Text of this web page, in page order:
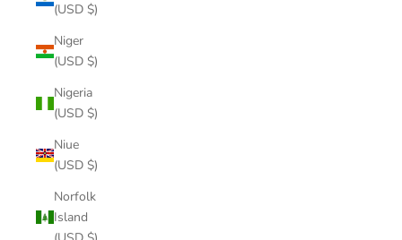
(USD $)
Niger
(USD $)
Nigeria
(USD $)
Niue
(USD $)
Norfolk
Island